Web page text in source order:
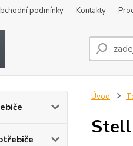
podmínky Kontakty
Úvod